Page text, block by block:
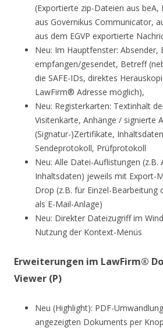
(Exportierte zip-Dateien aus beA,
aus Governikus Communicator,
aus dem EGVP exportierte
Neu: Im Hauptfenster: Absender,
empfangen/gesendet, Betreff
die SAFE-IDs, direktes
LawFirm® Adresse möglich),
Neu: Registerkarten: Textinhalt
Visitenkarte, Anhänge / signierte
(Signatur-)Zertifikate,
Sendeprotokoll, Prüfprotokoll
Neu: Alle Datei-Auflistungen (z.B.
Inhaltsdaten) jeweils mit Export-
Drop (z.B. für Einzel-Bearbeitung
als E-Mail-Anlage)
Neu: Direkter Dateizugriff im
Nutzung der Kontext-Menüs
Erweiterungen im LawFirm®
Viewer (P)
Neu (Highlight): PDF-
angezeigten Dokuments per